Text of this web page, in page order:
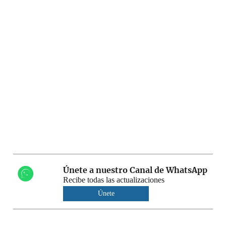
Únete a nuestro Canal de WhatsApp
Recibe todas las actualizaciones
Únete